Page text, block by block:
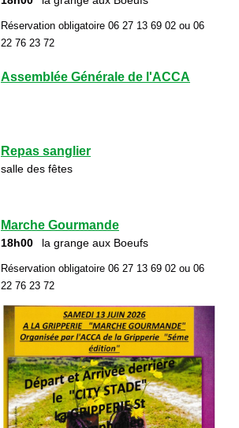
Réservation obligatoire 06 27 13 69 02 ou 06
22 76 23 72
Assemblée Générale de l'ACCA
Repas sanglier
salle des fêtes
Marche Gourmande
18h00 la grange aux Boeufs
Réservation obligatoire 06 27 13 69 02 ou 06
22 76 23 72